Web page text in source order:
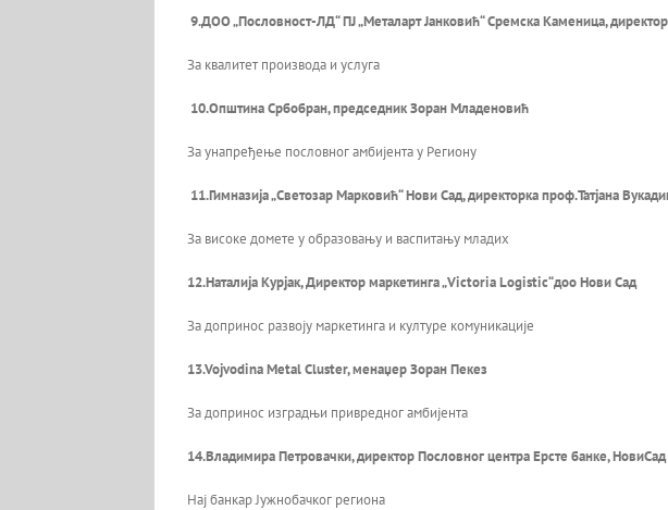
9.ДОО „Пословност-ЛД“ ПЈ „Металарт Јанковић“ Сремска Каменица,
За квалитет производа и услуга
10.Општина Србобран, председник Зоран Младеновић
За унапређење пословног амбијента у Региону
11.Гимназија „Светозар Марковић“ Нови Сад,директорка проф.Татјана
За високе домете у образовању и васпитању младих
12.Наталија Курјак, Директор маркетинга„Victoria Logistic“доо Нови Сад
За допринос развоју маркетинга и културе комуникације
13.Vojvodina Metal Cluster,менаџер Зоран Пекез
За допринос изградњи привредног амбијента
14.ВладимираПетровачки, директор Пословног центра Ерсте банке, НовиСад
Нај банкар Јужнобачког региона